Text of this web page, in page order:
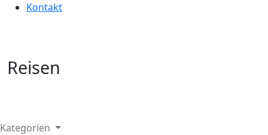
Kontakt
Reisen
Kategorien